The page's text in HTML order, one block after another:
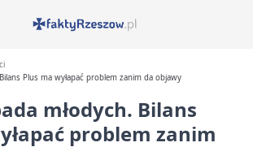
Plus ma wyłapać problem zanim da objawy
młodych. Bilans
problem zanim